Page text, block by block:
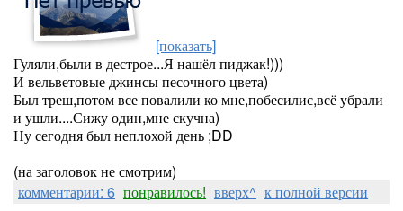
[показать]
Гуляли,были в дестрое...Я нашёл пиджак!)))
И вельветовые джинсы песочного цвета)
Был треш,потом все повалили ко мне,побесилис,всё убрали
и ушли....Сижу один,мне скучна)
Ну сегодня был неплохой день ;DD
(на заголовок не смотрим)
комментарии: 6 понравилось! вверх^ к полной версии